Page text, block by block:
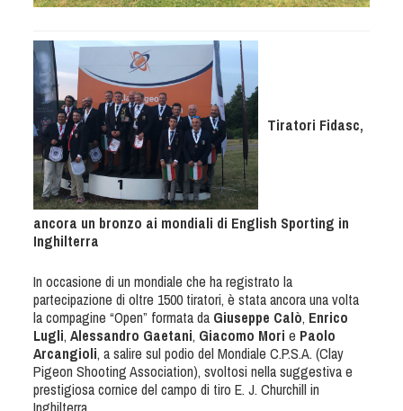
Tiratori Fidasc,
ancora un bronzo ai mondiali di English Sporting in
Inghilterra
In occasione di un mondiale che ha registrato la
partecipazione di oltre 1500 tiratori, è stata ancora una volta
la compagine “Open” formata da Giuseppe Calò, Enrico
Lugli, Alessandro Gaetani, Giacomo Mori e Paolo
Arcangioli, a salire sul podio del Mondiale C.P.S.A. (Clay
Pigeon Shooting Association), svoltosi nella suggestiva e
prestigiosa cornice del campo di tiro E. J. Churchill in
Tiro di Campagna
English e Training Sporting
Tiro a Palla
Tiro con l'arco da caccia
Field Target
Softair
Cinofilia Sportiva
Agility